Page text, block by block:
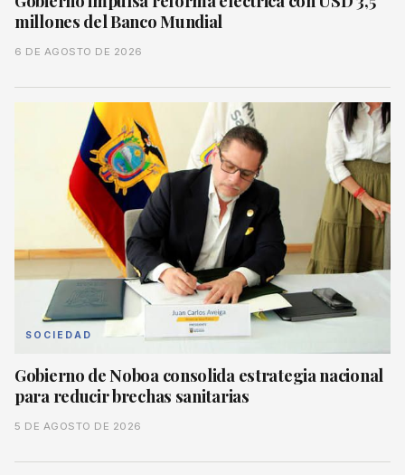
millones del Banco Mundial
6 DE AGOSTO DE 2026
SOCIEDAD
Gobierno de Noboa consolida estrategia nacional
para reducir brechas sanitarias
5 DE AGOSTO DE 2026